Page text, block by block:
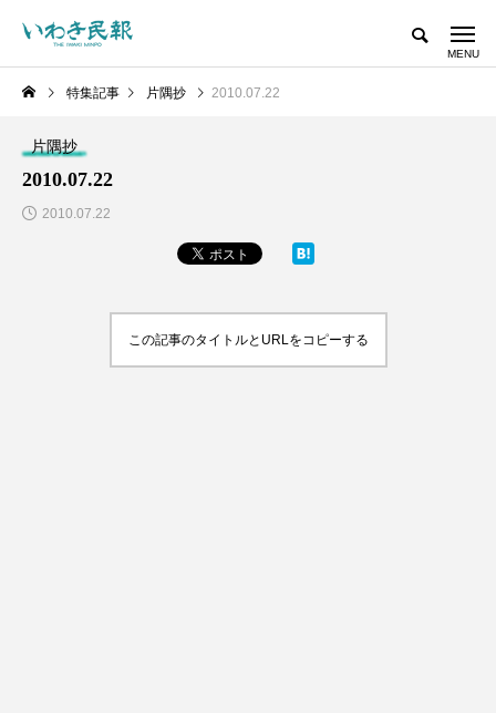
特集記事 片隅抄 2010.07.22
片隅抄
2010.07.22
2010.07.22
この記事のタイトルとURLをコピーする